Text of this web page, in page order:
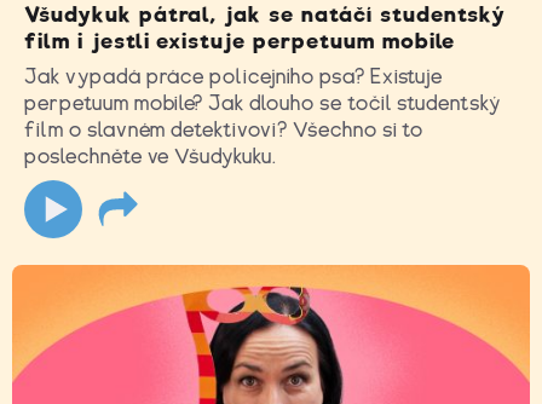
Všudykuk pátral, jak se natáčí studentský
film i jestli existuje perpetuum mobile
Jak vypadá práce policejního psa? Existuje
perpetuum mobile? Jak dlouho se točil studentský
film o slavném detektivovi? Všechno si to
poslechněte ve Všudykuku.